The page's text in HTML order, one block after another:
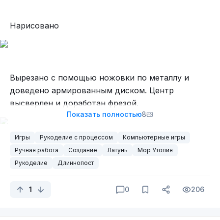
Год - 2020 (ранний доступ)
Градостроительный симулятор в сеттинге
Малороссии XVIII века. Разработан одним
человеком - харьковским программистом
до сих пор остаётся в раннем доступе. Тем не
менее, многие рецензенты уже называют его
своим любимым симулятором.
Нарисовано
Вырезано с помощью ножовки по металлу и
доведено армированным диском. Центр
высверлен и доработан фрезой.
Высверливание труднодоступных мест
Показать полностью8
Игры Рукоделие с процессом
Компьютерные игры
Ручная работа
Создание Латунь
Мор Утопия
Рукоделие
Длиннопост
1 0 206